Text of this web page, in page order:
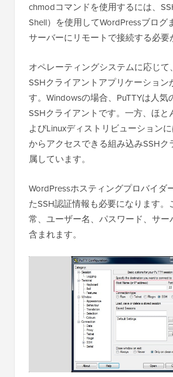
chmodコマンドを使用するには、
Shell）を使用してWordPressブログ
サーバーにリモートで接続する必要
オペレーティングシステムに応じて
SSHクライアントアプリケーション
す。Windowsの場合、PuTTYは人気
SSHクライアントです。一方、ほと
よびLinuxディストリビューション
からアクセスできる組み込みSSHク
属しています。
WordPressホスティングプロバイダ
たSSH認証情報も必要になります。
常、ユーザー名、パスワード、サ
含まれます。